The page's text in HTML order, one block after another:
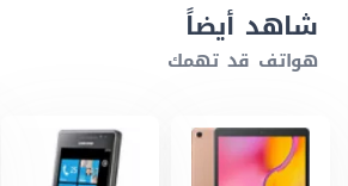
شاهد أيضاً
هواتف قد تهمك